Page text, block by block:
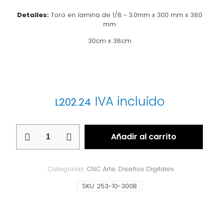
Detalles:Toro en lamina de 1/8 ~ 3.0mm x 300 mm x 380
mm
30cm x 38cm
L202.24 IVA incluido
Arte
253-
Añadir al carrito
SKU: 253-10-300B
Categorías: CNC Arte, Diseños Digitales